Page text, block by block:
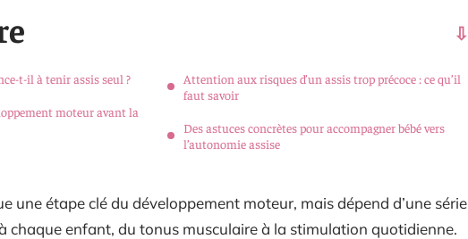
t-il à tenir assis seul ?
moteur avant la
Attention aux risques d’un assis trop précoce : ce qu’il
faut savoir
Des astuces concrètes pour accompagner bébé vers
l’autonomie assise
une étape clé du développement moteur, mais dépend d’une série
chaque enfant, du tonus musculaire à la stimulation quotidienne.